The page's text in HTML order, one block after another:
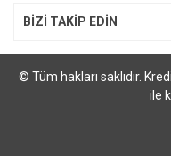
SOFTTO PLUS Akne Sivilce
BİZİ TAKİP EDİN
© Tüm hakları saklıdır.
ile